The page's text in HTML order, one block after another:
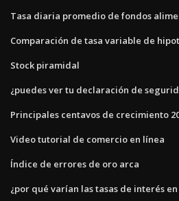
Tasa diaria promedio de fondos
Comparación de tasa variable de
Stock piramidal
¿puedes ver tu declaración de
Principales centavos de crecimiento
Video tutorial de comercio en línea
Índice de errores de oro arca
¿por qué varían las tasas de interés